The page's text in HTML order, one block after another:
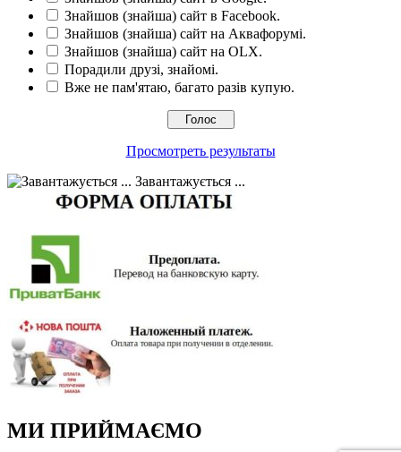
Знайшов (знайша) сайт в Facebook.
Знайшов (знайша) сайт на Аквафорумі.
Знайшов (знайша) сайт на OLX.
Порадили друзі, знайомі.
Вже не пам'ятаю, багато разів купую.
Просмотреть результаты
Завантажується ...
МИ ПРИЙМАЄМО